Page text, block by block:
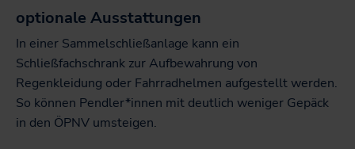
optionale Ausstattungen
In einer Sammelschließanlage kann ein
Schließfachschrank zur Aufbewahrung von
Regenkleidung oder Fahrradhelmen aufgestellt werden.
So können Pendler*innen mit deutlich weniger Gepäck
in den ÖPNV umsteigen.